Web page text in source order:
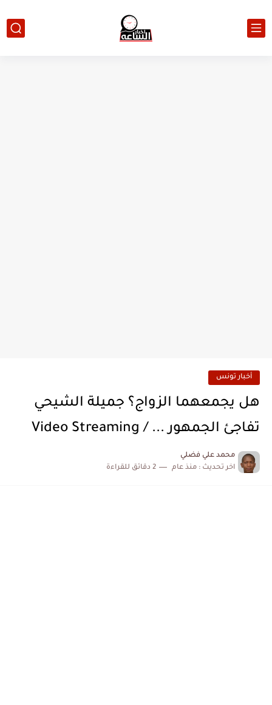
أخبار تونس
هل يجمعهما الزواج؟ جميلة الشيحي
تفاجئ الجمهور ... / Video Streaming
محمد علي فضلي
اخر تحديث : منذ عام 2 دقائق للقراءة